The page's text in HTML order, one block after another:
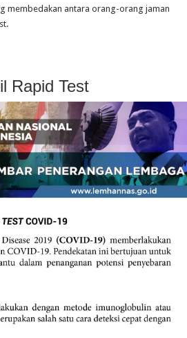
membedakan antara orang-orang jaman
Rapid Test